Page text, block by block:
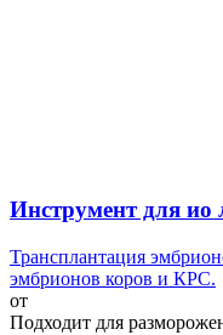
Инструмент для ио
Трансплантация
эмбрионов коров и КРС.
от
Подходит для